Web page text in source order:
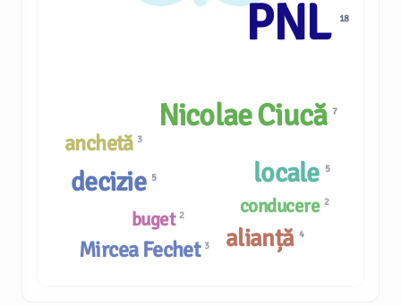
PNL 18
conducere 2
buget 2
Nicolae Ciucă7
locale 5
Mircea Fechet 3
decizie 5
anchetă 3
alianță 4